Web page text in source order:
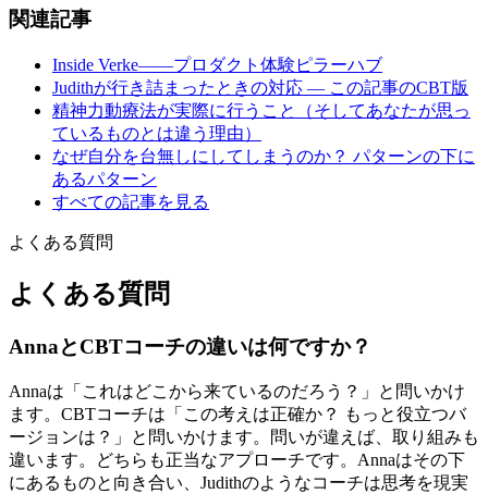
関連記事
Inside Verke——プロダクト体験ピラーハブ
Judithが行き詰まったときの対応 — この記事のCBT版
精神力動療法が実際に行うこと（そしてあなたが思っ
ているものとは違う理由）
なぜ自分を台無しにしてしまうのか？ パターンの下に
あるパターン
すべての記事を見る
よくある質問
よくある質問
AnnaとCBTコーチの違いは何ですか？
Annaは「これはどこから来ているのだろう？」と問いかけ
ます。CBTコーチは「この考えは正確か？ もっと役立つバ
ージョンは？」と問いかけます。問いが違えば、取り組みも
違います。どちらも正当なアプローチです。Annaはその下
にあるものと向き合い、Judithのようなコーチは思考を現実